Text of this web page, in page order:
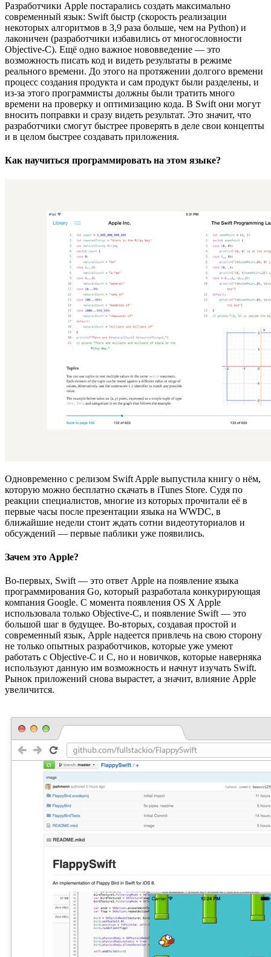
Разработчики Apple постарались создать максимально
современный язык: Swift быстр (скорость реализации
некоторых алгоритмов в 3,9 раза больше, чем на Python) и
лаконичен (разработчики избавились от многословности
Objective-C). Ещё одно важное нововведение — это
возможность писать код и видеть результаты в режиме
реального времени. До этого на протяжении долгого времени
процесс создания продукта и сам продукт были разделены, и
из-за этого программисты должны были тратить много
времени на проверку и оптимизацию кода. В Swift они могут
вносить поправки и сразу видеть результат. Это значит, что
разработчики смогут быстрее проверять в деле свои концепты
и в целом быстрее создавать приложения.
Как научиться программировать на этом языке?
Одновременно с релизом Swift Apple выпустила книгу о нём,
которую можно бесплатно скачать в iTunes Store. Судя по
реакции специалистов, многие из которых прочитали её в
первые часы после презентации языка на WWDC, в
ближайшие недели стоит ждать сотни видеотуториалов и
обсуждений — первые паблики уже появились.
Зачем это Apple?
Во-первых, Swift — это ответ Apple на появление языка
программирования Go, который разработала конкурирующая
компания Google. С момента появления OS X Apple
использовала только Objective-C, и появление Swift — это
большой шаг в будущее. Во-вторых, создавая простой и
современный язык, Apple надеется привлечь на свою сторону
не только опытных разработчиков, которые уже умеют
работать с Objective-C и C, но и новичков, которые наверняка
используют данную им возможность и начнут изучать Swift.
Рынок приложений снова вырастет, а значит, влияние Apple
увеличится.